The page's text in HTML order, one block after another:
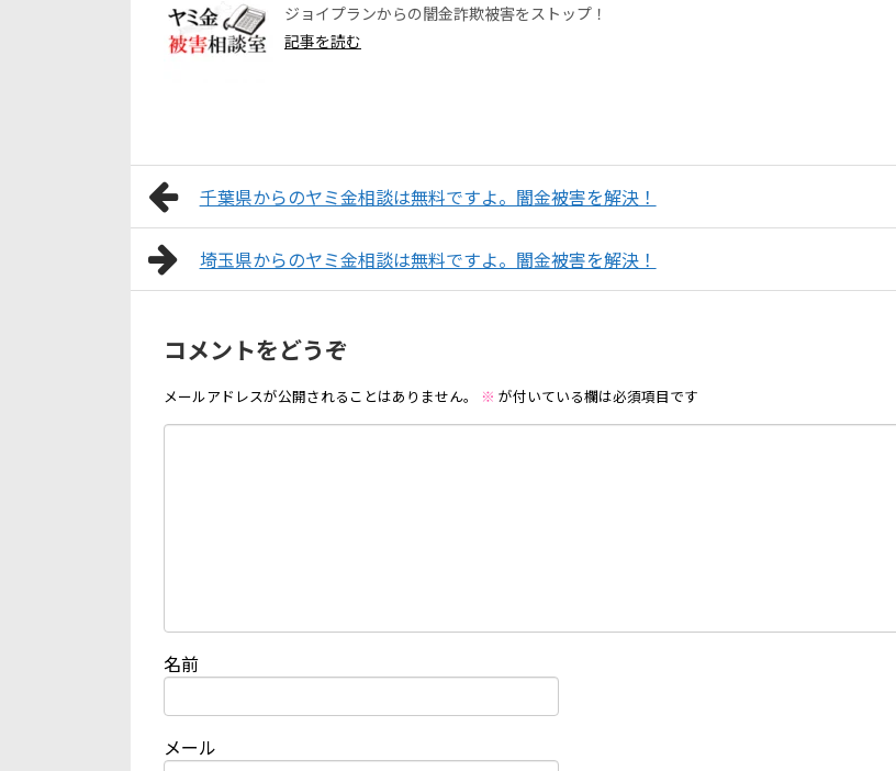
ジョイプランからの闇金詐欺被害をストップ！
記事を読む
千葉県からのヤミ金相談は無料ですよ。闇金被害を解決！
埼玉県からのヤミ金相談は無料ですよ。闇金被害を解決！
コメントをどうぞ
メールアドレスが公開されることはありません。 ※ が付いている欄は必須項目です
名前
メール